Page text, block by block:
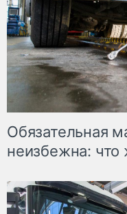
Обязательная
неизбежна: что